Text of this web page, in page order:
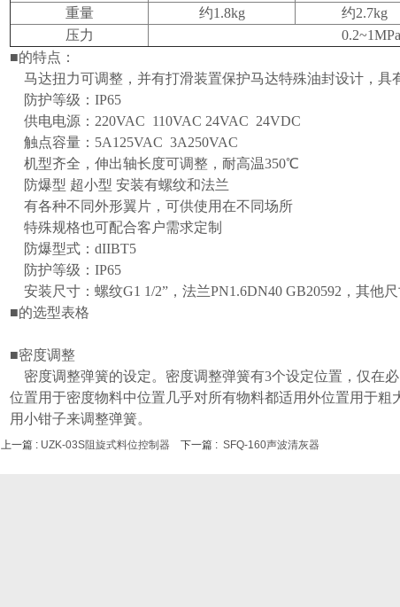
重量
约1.8kg 约2.7kg
压力
0.2~1MPa
■的特点：
马达扭力可调整， 并有打滑装置保护马达特殊油封设计，具
防护等级：IP65
供电电源：220VAC 110VAC 24VAC 24VDC
触点容量：5A125VAC 3A250VAC
机型齐全，伸出轴长度可调整，耐高温350℃
防爆型 超小型 安装有螺纹和法兰
有各种不同外形翼片，可供使用在不同场所
特殊规格也可配合客户需求定制
防爆型式：dIIBT5
防护等级：IP65
安装尺寸：螺纹G1 1/2”，法兰PN1.6DN40 GB20592，其他
■的选型表格
■密度调整
密度调整弹簧的设定。密度调整弹簧有3个设定位置，仅在
位置用于密度物料中位置几乎对所有物料都适用外位置用于粗
用小钳子来调整弹簧。
上一篇 : UZK-03S阻旋式料位控制器 下一篇 : SFQ-160声波清灰器